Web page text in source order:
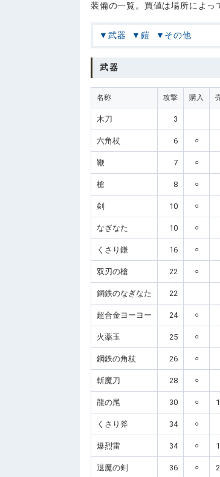
装備の一覧。買値は場所によっ
武器 鎧 その他
武器
名称 攻撃 購入
木刀 3
六角杖 6 ○
鞭 7 ○
槍 8 ○
剣 10 ○
なぎなた 10 ○
くさり鎌 16 ○
双刃の槍 22 ○
鋼鉄のなぎなた 22
超合金ヨーヨー 24 ○
火薬玉 25 ○
鋼鉄の角杖 26 ○
斬魔刀 28 ○
龍の尾 30 ○
くさり斧 34 ○
爆烈雷 34 ○
退魔の剣 36 ○